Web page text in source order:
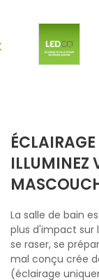
ILLUMINEZ
La salle de bain
plus d'impact sur
se raser, se
mal conçu crée
(éclairage